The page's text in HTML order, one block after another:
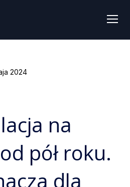
2024
na
pół roku.
dla